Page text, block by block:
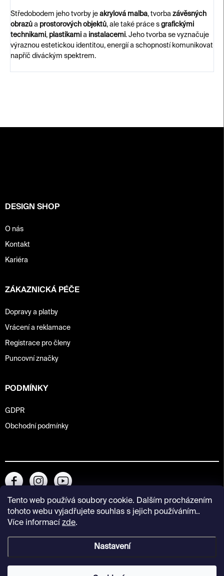
Tento web používá soubory cookie. Dalším procházením
tohoto webu vyjadřujete souhlas s jejich používáním..
Více informací zde.
Nastavení
Středobodem jeho tvorby je akrylová malba, tvorba závěsných
obrazů a prostorových objektů, ale také práce s grafickými
technikami, plastikami a instalacemi. Jeho tvorba se vyznačuje
výraznou estetickou identitou, energií a schopností komunikovat
napříč diváckým spektrem.
DESIGN SHOP
O nás
Kontakt
Kariéra
ZÁKAZNICKÁ PÉČE
Dopravy a platby
Vrácení a reklamace
Registrace pro členy
Puncovní značky
PODMÍNKY
GDPR
Obchodní podmínky
Copyright 2026Kunsthalle Praha Design Shop. Všechna práva